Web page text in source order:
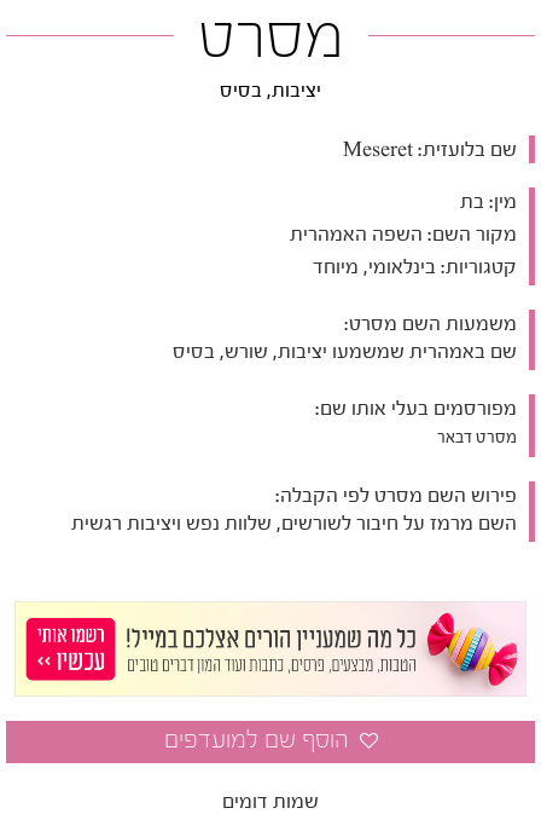
מסרט
יציבות, בסיס
שם בלועזית:
מין: בת
מקור השם: השפה האמהרית
קטגוריות: בינלאומי, מיוחד
משמעות השם מסרט:
שם באמהרית שמשמעו יציבות, שורש, בסיס
מפורסמים בעלי אותו שם:
מסרט דבאר
פירוש השם מסרט לפי הקבלה:
השם מרמז על חיבור לשורשים, שלוות נפש ויציבות רגשית
שמות דומים